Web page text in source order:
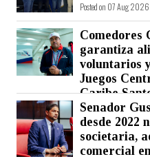
Posted on 07 Aug
Comedores
garantiza
voluntarios
Juegos
Caribe
Posted on 07 Aug 2026 - 0 Comments
Senador
desde 2022
societaria,
comercial